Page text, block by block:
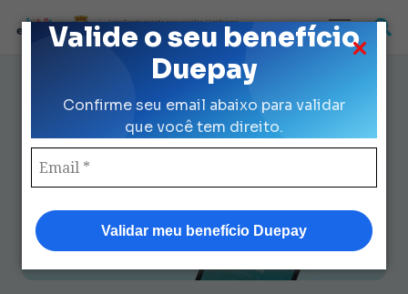
Valide o seu benefício
Duepay
Confirme seu email abaixo para validar
que você tem direito.
Validar meu benefício Duepay
Loja Credenciada para auxilio Uniforme
e Kit Escolar da Prefeitura de São Paulo
Como Consulta Saldo Duepay: 7
Passos Fáceis e 2 Cenários